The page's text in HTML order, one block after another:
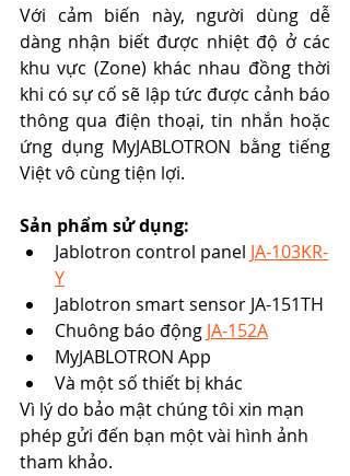
Với cảm biến này, người dùng dễ
dàng nhận biết được nhiệt độ ở các
khu vực (Zone) khác nhau đồng thời
khi có sự cố sẽ lập tức được cảnh báo
thông qua điện thoại, tin nhắn hoặc
ứng dụng MyJABLOTRON bằng tiếng
Việt vô cùng tiện lợi.
Sản phẩm sử dụng:
Jablotron control panel JA-103KR-
Y
Jablotron smart sensor JA-151TH
Chuông báo động JA-152A
MyJABLOTRON App
Và một số thiết bị khác
Vì lý do bảo mật chúng tôi xin mạn
phép gửi đến bạn một vài hình ảnh
tham khảo.